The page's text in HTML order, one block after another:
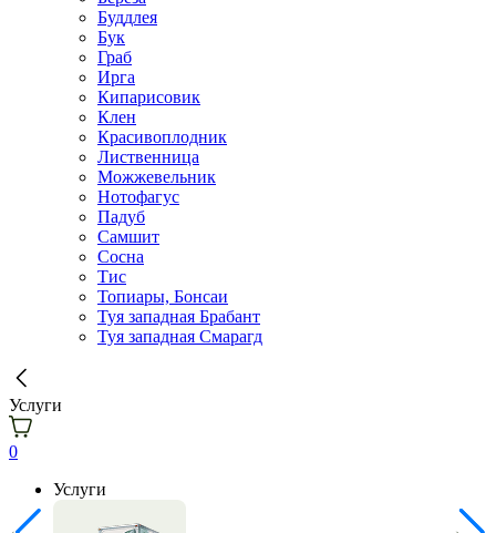
Буддлея
Бук
Граб
Ирга
Кипарисовик
Клен
Красивоплодник
Лиственница
Можжевельник
Нотофагус
Падуб
Самшит
Сосна
Тис
Топиары, Бонсаи
Туя западная Брабант
Туя западная Смарагд
Услуги
0
Услуги